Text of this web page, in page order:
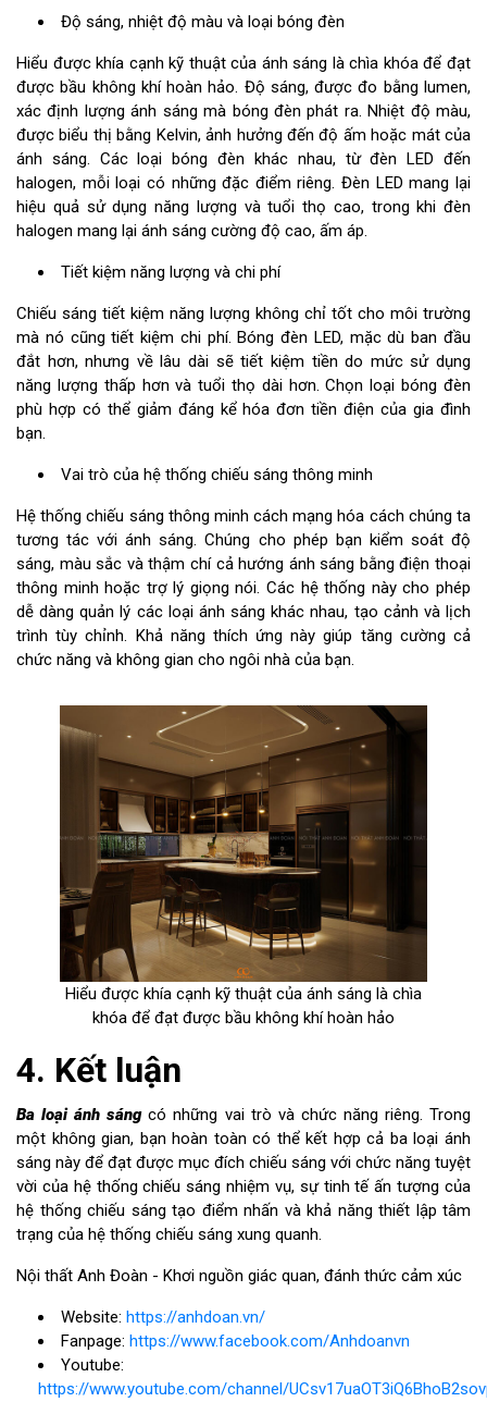
Độ sáng, nhiệt độ màu và loại bóng đèn
Hiểu được khía cạnh kỹ thuật của ánh sáng là chìa khóa để đạt
được bầu không khí hoàn hảo. Độ sáng, được đo bằng lumen,
xác định lượng ánh sáng mà bóng đèn phát ra. Nhiệt độ màu,
được biểu thị bằng Kelvin, ảnh hưởng đến độ ấm hoặc mát của
ánh sáng. Các loại bóng đèn khác nhau, từ đèn LED đến
halogen, mỗi loại có những đặc điểm riêng. Đèn LED mang lại
hiệu quả sử dụng năng lượng và tuổi thọ cao, trong khi đèn
halogen mang lại ánh sáng cường độ cao, ấm áp.
Tiết kiệm năng lượng và chi phí
Chiếu sáng tiết kiệm năng lượng không chỉ tốt cho môi trường
mà nó cũng tiết kiệm chi phí. Bóng đèn LED, mặc dù ban đầu
đắt hơn, nhưng về lâu dài sẽ tiết kiệm tiền do mức sử dụng
năng lượng thấp hơn và tuổi thọ dài hơn. Chọn loại bóng đèn
phù hợp có thể giảm đáng kể hóa đơn tiền điện của gia đình
bạn.
Vai trò của hệ thống chiếu sáng thông minh
Hệ thống chiếu sáng thông minh cách mạng hóa cách chúng ta
tương tác với ánh sáng. Chúng cho phép bạn kiểm soát độ
sáng, màu sắc và thậm chí cả hướng ánh sáng bằng điện thoại
thông minh hoặc trợ lý giọng nói. Các hệ thống này cho phép
dễ dàng quản lý các loại ánh sáng khác nhau, tạo cảnh và lịch
trình tùy chỉnh. Khả năng thích ứng này giúp tăng cường cả
chức năng và không gian cho ngôi nhà của bạn.
Hiểu được khía cạnh kỹ thuật của ánh sáng là chìa
khóa để đạt được bầu không khí hoàn hảo
4. Kết luận
Ba loại ánh sángcó những vai trò và chức năng riêng. Trong
một không gian, bạn hoàn toàn có thể kết hợp cả ba loại ánh
sáng này để đạt được mục đích chiếu sáng với chức năng tuyệt
vời của hệ thống chiếu sáng nhiệm vụ, sự tinh tế ấn tượng của
hệ thống chiếu sáng tạo điểm nhấn và khả năng thiết lập tâm
trạng của hệ thống chiếu sáng xung quanh.
Nội thất Anh Đoàn - Khơi nguồn giác quan, đánh thức cảm xúc
Website: https://anhdoan.vn/
Fanpage: https://www.facebook.com/Anhdoanvn
Youtube:
https://www.youtube.com/channel/